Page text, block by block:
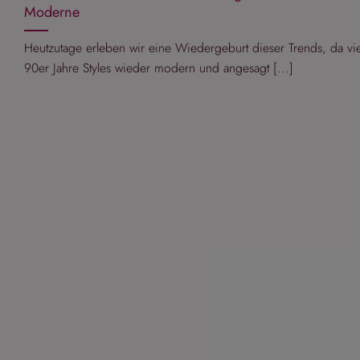
Moderne
Heutzutage erleben wir eine Wiedergeburt dieser Trends, da
90er Jahre Styles wieder modern und angesagt [...]